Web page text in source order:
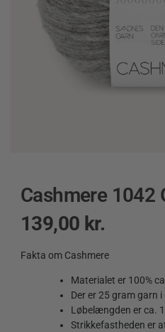
Cashmere 1042
139,00 kr.
Fakta om Cashmere
Materialet er 100%
Der er 25 gram garn i
Løbelængden er ca.
Strikkefastheden er